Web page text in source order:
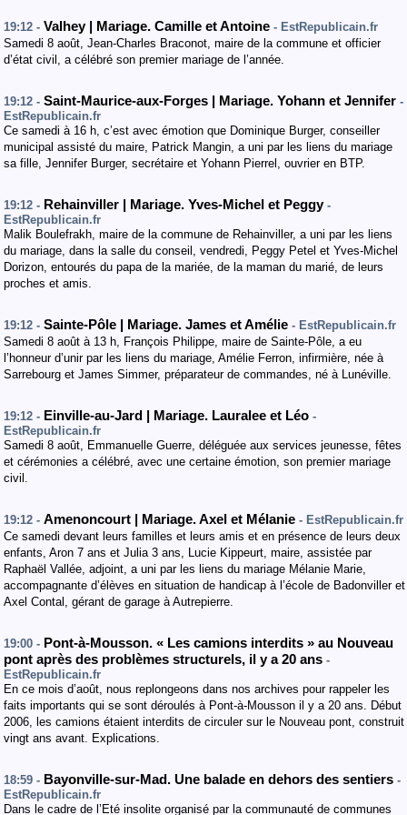
19:12 - Valhey | Mariage. Camille et Antoine - EstRepublicain.fr
Samedi 8 août, Jean-Charles Braconot, maire de la commune et officier
d’état civil, a célébré son premier mariage de l’année.
19:12 - Saint-Maurice-aux-Forges | Mariage. Yohann et Jennifer -
EstRepublicain.fr
Ce samedi à 16 h, c’est avec émotion que Dominique Burger, conseiller
municipal assisté du maire, Patrick Mangin, a uni par les liens du mariage
sa fille, Jennifer Burger, secrétaire et Yohann Pierrel, ouvrier en BTP.
19:12 - Rehainviller | Mariage. Yves-Michel et Peggy -
EstRepublicain.fr
Malik Boulefrakh, maire de la commune de Rehainviller, a uni par les liens
du mariage, dans la salle du conseil, vendredi, Peggy Petel et Yves-Michel
Dorizon, entourés du papa de la mariée, de la maman du marié, de leurs
proches et amis.
19:12 - Sainte-Pôle | Mariage. James et Amélie - EstRepublicain.fr
Samedi 8 août à 13 h, François Philippe, maire de Sainte-Pôle, a eu
l’honneur d’unir par les liens du mariage, Amélie Ferron, infirmière, née à
Sarrebourg et James Simmer, préparateur de commandes, né à Lunéville.
19:12 - Einville-au-Jard | Mariage. Lauralee et Léo -
EstRepublicain.fr
Samedi 8 août, Emmanuelle Guerre, déléguée aux services jeunesse, fêtes
et cérémonies a célébré, avec une certaine émotion, son premier mariage
civil.
19:12 - Amenoncourt | Mariage. Axel et Mélanie - EstRepublicain.fr
Ce samedi devant leurs familles et leurs amis et en présence de leurs deux
enfants, Aron 7 ans et Julia 3 ans, Lucie Kippeurt, maire, assistée par
Raphaël Vallée, adjoint, a uni par les liens du mariage Mélanie Marie,
accompagnante d’élèves en situation de handicap à l’école de Badonviller et
Axel Contal, gérant de garage à Autrepierre.
19:00 - Pont-à-Mousson. « Les camions interdits » au Nouveau
pont après des problèmes structurels, il y a 20 ans -
EstRepublicain.fr
En ce mois d’août, nous replongeons dans nos archives pour rappeler les
faits importants qui se sont déroulés à Pont-à-Mousson il y a 20 ans. Début
2006, les camions étaient interdits de circuler sur le Nouveau pont, construit
vingt ans avant. Explications.
18:59 - Bayonville-sur-Mad. Une balade en dehors des sentiers -
EstRepublicain.fr
Dans le cadre de l’Eté insolite organisé par la communauté de communes